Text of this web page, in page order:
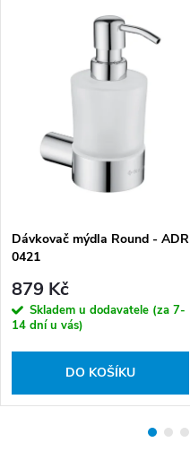
Dávkovač mýdla Round - ADR
0421
879 Kč
Skladem u dodavatele (za 7-
14 dní u vás)
DO KOŠÍKU